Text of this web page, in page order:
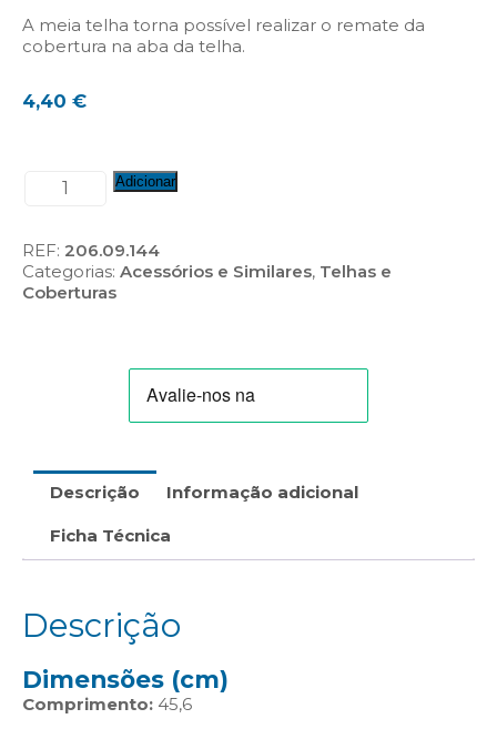
A meia telha torna possível realizar o remate da
cobertura na aba da telha.
4,40 €
Quantidade
Telha
-
Lusa
Adicionar
REF: 206.09.144
Categorias: Acessórios e Similares, Telhas e
Coberturas
Descrição Informação adicional
Ficha Técnica
Descrição
Dimensões (cm)
Comprimento: 45,6